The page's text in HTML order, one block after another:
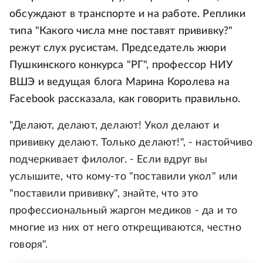
обсуждают в транспорте и на работе. Реплики
типа "Какого числа мне поставят прививку?"
режут слух русистам. Председатель жюри
Пушкинского конкурса "РГ", профессор НИУ
ВШЭ и ведущая блога Марина Королева на
Facebook рассказала, как говорить правильно.
"Делают, делают, делают! Укол делают и
прививку делают. Только делают!", - настойчиво
подчеркивает филолог. - Если вдруг вы
услышите, что кому-то "поставили укол" или
"поставили прививку", знайте, что это
профессиональный жаргон медиков - да и то
многие из них от него открещиваются, честно
говоря".